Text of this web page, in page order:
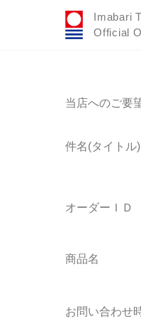
Imabari
Official
当店へのご要
件名(タイトル)
オーダーＩＤ
商品名
お問い合わせ